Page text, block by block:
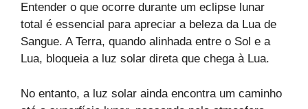
Entender o que ocorre durante um eclipse lunar
total é essencial para apreciar a beleza da Lua de
Sangue. A Terra, quando alinhada entre o Sol e a
Lua, bloqueia a luz solar direta que chega à Lua.
No entanto, a luz solar ainda encontra um caminho